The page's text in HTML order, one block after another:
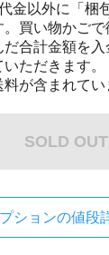
金以外に「梱
買い物かご
だ合計金額を
いただきます
が含まれてい
SOLD OUT
ションの値段